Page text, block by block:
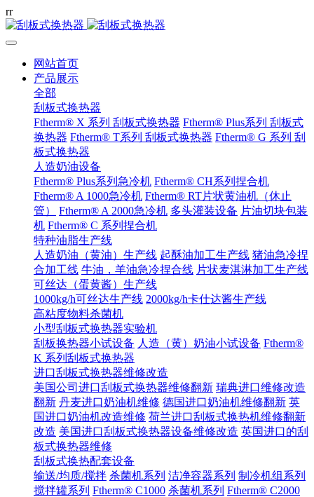
rr
网站首页
产品展示
全部
刮板式换热器
Ftherm® X 系列 刮板式换热器 Ftherm® Plus系列 刮板式
换热器 Ftherm® T系列 刮板式换热器 Ftherm® G 系列 刮
板式换热器
人造奶油设备
Ftherm® Plus系列急冷机 Ftherm® CH系列捏合机
Ftherm® A 1000急冷机 Ftherm® RT片状黄油机（休止
管）
Ftherm® A 2000急冷机 多头灌装设备 片油切块包装
机 Ftherm® C 系列捏合机
特种油脂生产线
人造奶油（黄油）生产线 起酥油加工生产线 猪油急冷捏
合加工线 牛油，羊油急冷捏合线 片状麦淇淋加工生产线
可丝达（蛋黄酱）生产线
1000kg/h可丝达生产线 2000kg/h卡仕达酱生产线
高粘度物料杀菌机
小型刮板式换热器实验机
刮板换热器小试设备 人造（黄）奶油小试设备 Ftherm®
K 系列刮板式换热器
进口刮板式换热器维修改造
美国公司进口刮板式换热器维修翻新 瑞典进口维修改造
翻新 丹麦进口奶油机维修 德国进口奶油机维修翻新 英
国进口奶油机改造维修 荷兰进口刮板式换热机维修翻新
改造 美国进口刮板式换热器设备维修改造 英国进口的刮
板式换热器维修
刮板式换热配套设备
输送/均质/搅拌 杀菌机系列 洁净容器系列 制冷机组系列
搅拌罐系列 Ftherm® C1000 杀菌机系列 Ftherm® C2000